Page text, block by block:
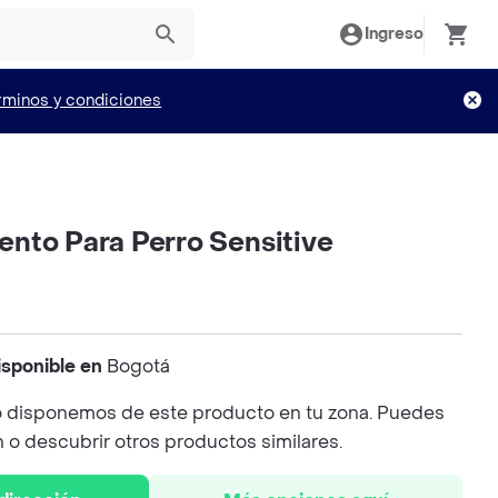
Ingreso
y condiciones
Para Perro Sensitive
en Bogotá
disponemos de este producto en tu zona. Puedes
o descubrir otros productos similares.